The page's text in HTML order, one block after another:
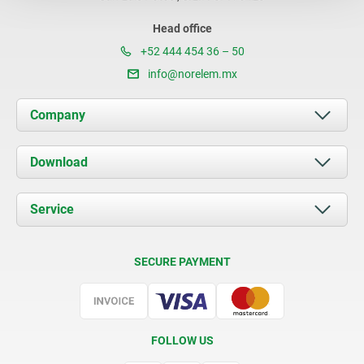
Head office
+52 444 454 36 – 50
info@norelem.mx
Company
About us
News
Contact
Download
Documents
Service
SECURE PAYMENT
FOLLOW US